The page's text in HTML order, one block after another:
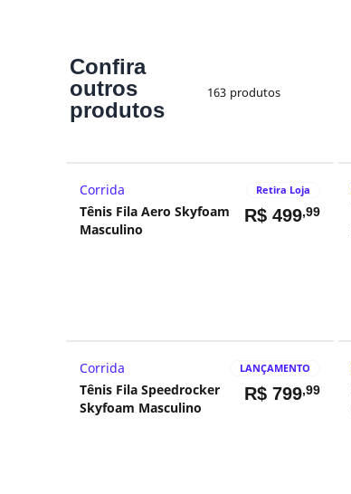
Confira
outros
produtos
163 produtos
Corrida Retira Loja
Tênis Fila Aero Skyfoam
Masculino
R$ 499,99
Corrida LANÇAMENTO
Tênis Fila Speedrocker
Skyfoam Masculino
R$ 799,99